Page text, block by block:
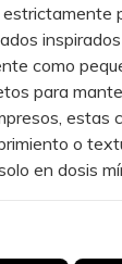
inspirados
como
para
estas
o
en dosis